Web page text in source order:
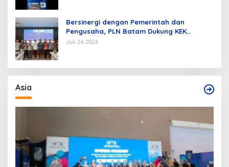
Bersinergi dengan Pemerintah dan
Pengusaha, PLN Batam Dukung KEK
Tanjung Sauh sebagai Hub Energi Baru
Juli 24, 2026
Asia